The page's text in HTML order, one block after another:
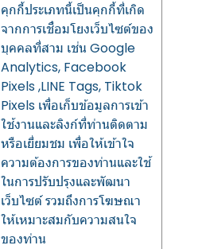
คุกกี้ประเภทนี้เป็นคุกกี้ที่เกิด
จากการเชื่อมโยงเว็บไซต์ของ
บุคคลที่สาม เช่น Google
Analytics, Facebook
Pixels ,LINE Tags, Tiktok
Pixels เพื่อเก็บข้อมูลการเข้า
ใช้งานและลิงก์ที่ท่านติดตาม
หรือเยี่ยมชม เพื่อให้เข้าใจ
ความต้องการของท่านและใช้
ในการปรับปรุงและพัฒนา
เว็บไซต์ รวมถึงการโฆษณา
ให้เหมาะสมกับความสนใจ
ของท่าน